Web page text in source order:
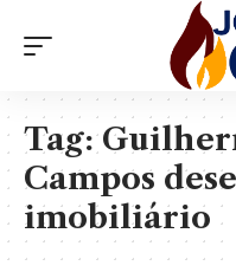
Tag:
Campos
imobiliário